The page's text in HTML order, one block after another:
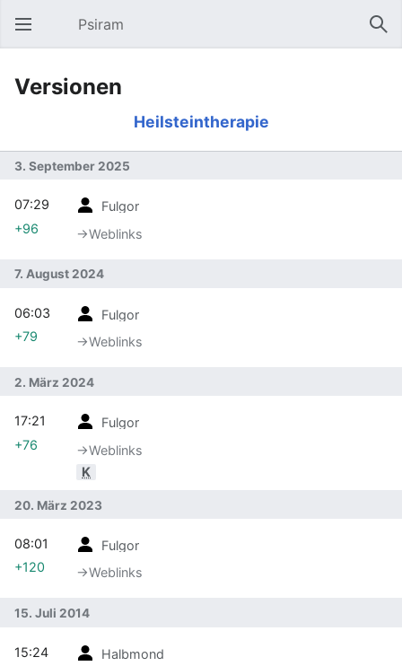
Hauptmenü öffnen Psiram
Versionen
Heilsteintherapie
3. September 2025
Fulgor
→‎Weblinks
07:29
+96
7. August 2024
Fulgor
→‎Weblinks
06:03
+79
2. März 2024
Fulgor
→‎Weblinks
K
17:21
+76
20. März 2023
Fulgor
→‎Weblinks
08:01
+120
15. Juli 2014
Halbmond
15:24